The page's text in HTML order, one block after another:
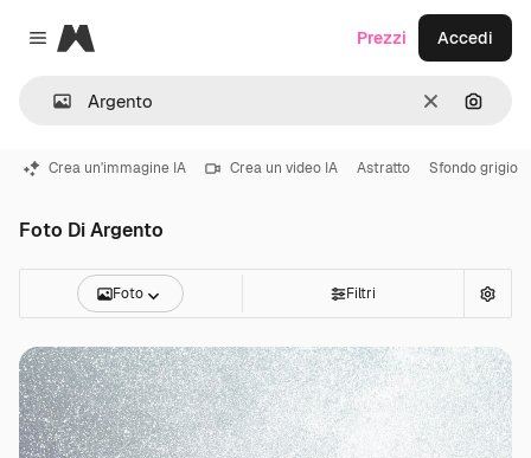
Close menu
Magnific
CancellaCerca
Prezzi Accedi
Crea un'immagine IA Crea un video IA Astratto Sfondo grigio
Foto Di Argento
Foto Filtri